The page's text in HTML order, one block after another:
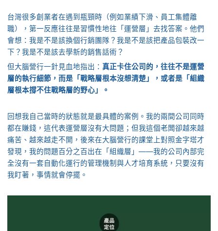
台灣很多創業者在遇到瓶頸時（例如業績下滑、員工集體離
職），第一反應往往是習慣性地往「運營層」去找答案。他們
會想：我是不是該換個行銷團隊？我是不是該把產品包裝改一
下？我是不是該去學新的銷售話術？
但大腦營行一針見血地指出： 真正卡住公司的，往往不是運營
層的執行細節，而是「戰略層根本沒想清楚」，或者是「組織
層根本撐不住戰略層的野心」。
回想我自己當時的狀態就是最具體的案例。我的兩間公司同時
都在賺錢，這代表運營層沒有大問題；但我這個老闆卻越來越
痛苦、越來越走不開，後來在大腦營行的課堂上對照金字塔才
發現，我的問題百分之百出在「組織層」——我的公司內部完
全沒有一套自動化運行的管理機制與人才培育系統，只要沒有
我盯著，事情就會停擺。